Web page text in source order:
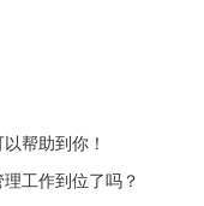
帮助到你！
工作到位了吗？